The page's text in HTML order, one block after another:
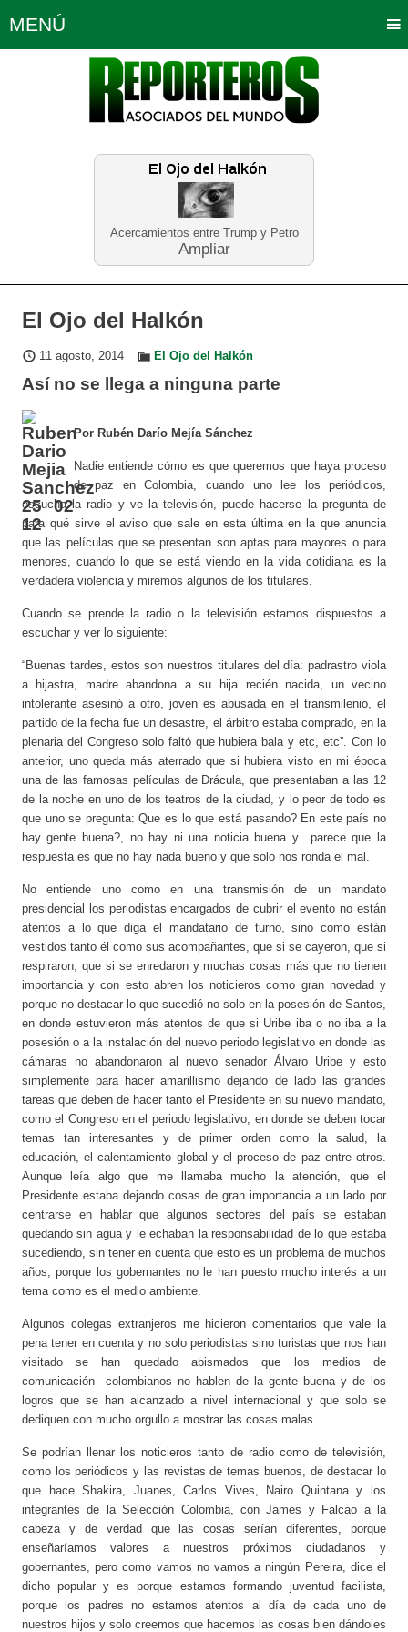
Acercamientos entre Trump y Petro
Ampliar
MENÚ
Política Opinión Bogotá
Planeta Tierra Deportes
Educación Neira
El Ojo del Halkón
11 agosto, 2014 El Ojo del Halkón
Así no se llega a ninguna parte
Por Rubén Darío Mejía Sánchez
Nadie entiende cómo es que queremos que haya proceso
de paz en Colombia, cuando uno lee los periódicos,
escucha la radio y ve la televisión, puede hacerse la pregunta de
para qué sirve el aviso que sale en esta última en la que anuncia
que las películas que se presentan son aptas para mayores o para
menores, cuando lo que se está viendo en la vida cotidiana es la
verdadera violencia y miremos algunos de los titulares.
Cuando se prende la radio o la televisión estamos dispuestos a
escuchar y ver lo siguiente:
“Buenas tardes, estos son nuestros titulares del día: padrastro viola
a hijastra, madre abandona a su hija recién nacida, un vecino
intolerante asesinó a otro, joven es abusada en el transmilenio, el
partido de la fecha fue un desastre, el árbitro estaba comprado, en la
plenaria del Congreso solo faltó que hubiera bala y etc, etc”. Con lo
anterior, uno queda más aterrado que si hubiera visto en mi época
una de las famosas películas de Drácula, que presentaban a las 12
de la noche en uno de los teatros de la ciudad, y lo peor de todo es
que uno se pregunta: Que es lo que está pasando? En este país no
hay gente buena?, no hay ni una noticia buena y parece que la
respuesta es que no hay nada bueno y que solo nos ronda el mal.
No entiende uno como en una transmisión de un mandato
presidencial los periodistas encargados de cubrir el evento no están
atentos a lo que diga el mandatario de turno, sino como están
vestidos tanto él como sus acompañantes, que si se cayeron, que si
respiraron, que si se enredaron y muchas cosas más que no tienen
importancia y con esto abren los noticieros como gran novedad y
porque no destacar lo que sucedió no solo en la posesión de Santos,
en donde estuvieron más atentos de que si Uribe iba o no iba a la
posesión o a la instalación del nuevo periodo legislativo en donde las
cámaras no abandonaron al nuevo senador Álvaro Uribe y esto
simplemente para hacer amarillismo dejando de lado las grandes
tareas que deben de hacer tanto el Presidente en su nuevo mandato,
como el Congreso en el periodo legislativo, en donde se deben tocar
temas tan interesantes y de primer orden como la salud, la
educación, el calentamiento global y el proceso de paz entre otros.
Aunque leía algo que me llamaba mucho la atención, que el
Presidente estaba dejando cosas de gran importancia a un lado por
centrarse en hablar que algunos sectores del país se estaban
quedando sin agua y le echaban la responsabilidad de lo que estaba
sucediendo, sin tener en cuenta que esto es un problema de muchos
años, porque los gobernantes no le han puesto mucho interés a un
tema como es el medio ambiente.
Algunos colegas extranjeros me hicieron comentarios que vale la
pena tener en cuenta y no solo periodistas sino turistas que nos han
visitado se han quedado abismados que los medios de
comunicación colombianos no hablen de la gente buena y de los
logros que se han alcanzado a nivel internacional y que solo se
dediquen con mucho orgullo a mostrar las cosas malas.
Se podrían llenar los noticieros tanto de radio como de televisión,
como los periódicos y las revistas de temas buenos, de destacar lo
que hace Shakira, Juanes, Carlos Vives, Nairo Quintana y los
integrantes de la Selección Colombia, con James y Falcao a la
cabeza y de verdad que las cosas serían diferentes, porque
enseñaríamos valores a nuestros próximos ciudadanos y
gobernantes, pero como vamos no vamos a ningún Pereira, dice el
dicho popular y es porque estamos formando juventud facilista,
porque los padres no estamos atentos al día de cada uno de
nuestros hijos y solo creemos que hacemos las cosas bien dándoles